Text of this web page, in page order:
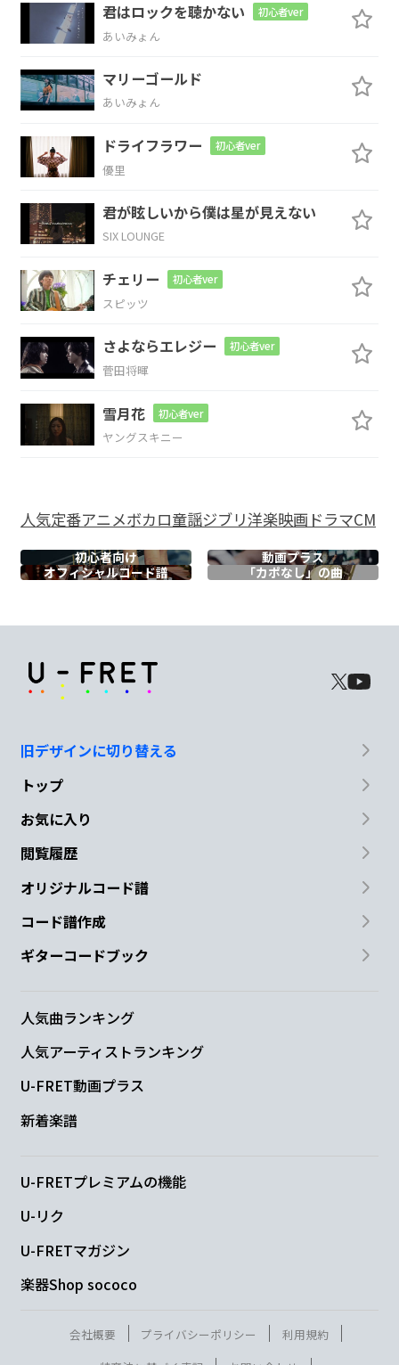
また起きあが
E A E
A
土の中で眠
F#m
る命のかたま り
ア スファルト押し
A
G#m7-5
会えない
C#
時のさ みしさ
A
で・・・
実のならない花
つぼみ のま ま
F
春
F
の風をあび
E
桜の花びら
F#m C#m
涙と笑顔に 消されて
そしてま
君はロックを聴かない 初心者ver
あいみょん
マリーゴールド
あいみょん
ドライフラワー 初心者ver
優里
君が眩しいから僕は星が見えない
SIX LOUNGE
チェリー 初心者ver
スピッツ
さよならエレジー 初心者ver
菅田将暉
雪月花 初心者ver
ヤングスキニー
人気定番アニメボカロ童謡ジブリ洋楽映画ドラマCM
初心者向け
動画プラス
オフィシャルコード譜 「カポなし」の曲
旧デザインに切り替える
トップ
お気に入り
閲覧履歴
オリジナルコード譜
コード譜作成
ギターコードブック
人気曲ランキング
人気アーティストランキング
U-FRET動画プラス
新着楽譜
U-FRETプレミアムの機能
U-リク
U-FRETマガジン
楽器Shop sococo
会社概要 プライバシーポリシー
利用規約